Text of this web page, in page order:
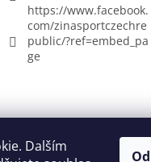
Dalším
https://www.facebook.
com/zinasportczechre
public/?ref=embed_pa
ge